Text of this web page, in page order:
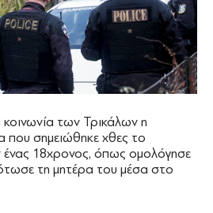
κοινωνία των Τρικάλων η
που σημειώθηκε χθες το
ένας 18χρονος, όπως ομολόγησε
τη μητέρα του μέσα στο